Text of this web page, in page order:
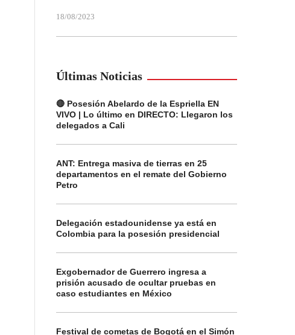
18/08/2023
Últimas Noticias
🔴 Posesión Abelardo de la Espriella EN
VIVO | Lo último en DIRECTO: Llegaron los
delegados a Cali
ANT: Entrega masiva de tierras en 25
departamentos en el remate del Gobierno
Petro
Delegación estadounidense ya está en
Colombia para la posesión presidencial
Exgobernador de Guerrero ingresa a
prisión acusado de ocultar pruebas en
caso estudiantes en México
Festival de cometas de Bogotá en el Simón